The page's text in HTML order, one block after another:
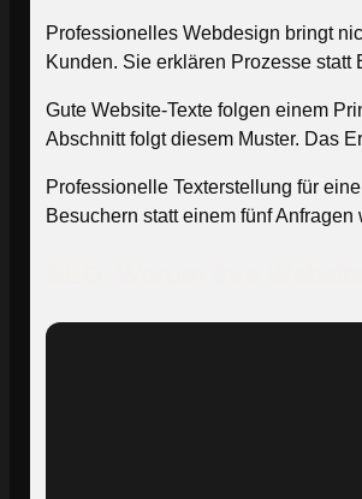
Professionelles Webdesign bringt
Kunden. Sie erklären Prozesse
Gute Website-Texte folgen einem
Abschnitt folgt diesem Muster. Das
Professionelle Texterstellung für
Besuchern statt einem fünf